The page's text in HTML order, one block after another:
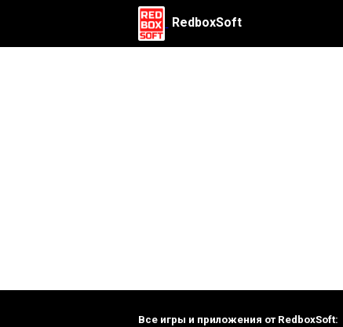
RedboxSoft
Все игры и приложения от RedboxSoft: